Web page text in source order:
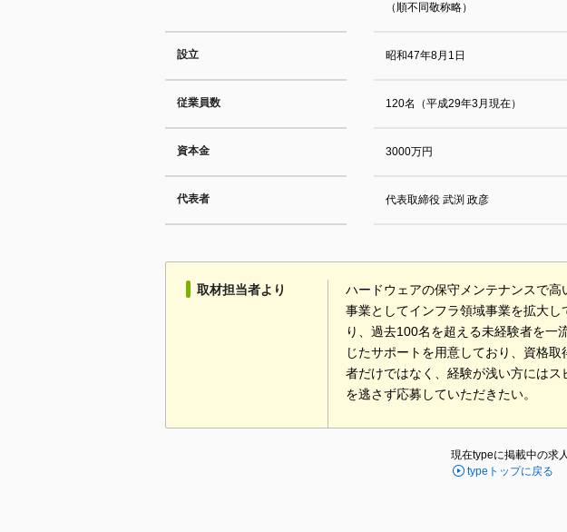
（順不同敬称略）
設立 昭和47年8月1日
従業員数 120名（平成29年3月現在）
資本金 3000万円
代表者 代表取締役 武渕 政彦
取材担当者より
ハードウェアの保守メンテナンスで
事業としてインフラ領域事業を拡大
り、過去100名を超える未経験者を一
じたサポートを用意しており、資格
者だけではなく、経験が浅い方には
を逃さず応募していただきたい。
現在typeに掲載中の求
typeトップに戻る